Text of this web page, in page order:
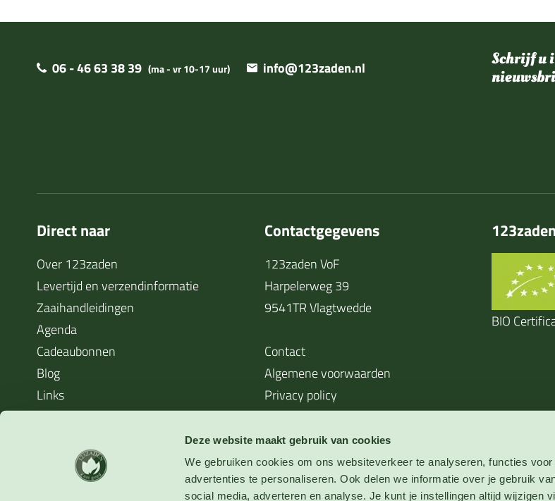
Deze website maakt gebruik van cookies
We gebruiken cookies om ons websiteverkeer te analyseren, functies
advertenties te personaliseren. Ook delen we informatie over je gebruik
social media, adverteren en analyse. Je kunt je instellingen altijd wijzigen
06 - 46 63 38 39 (ma - vr 10-17 uur) info@123zaden.nl
Schrijf u
Direct naar
Over 123zaden
Levertijd en verzendinformatie
Zaaihandleidingen
Agenda
Cadeaubonnen
Blog
Links
Cookieverklaring
Waarom zaden soms niet kiemen
Contactgegevens
123zaden VoF
Harpelerweg 39
9541TR Vlagtwedde
Contact
Algemene voorwaarden
Privacy policy
BIO